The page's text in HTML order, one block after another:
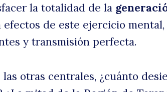
la totalidad de la
efectos de este ejercicio mental,
y transmisión perfecta.
otras centrales, ¿cuánto